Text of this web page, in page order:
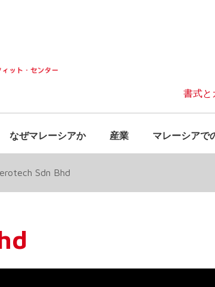
書式と
なぜマレーシアか 産業 マレーシアで
Sdn Bhd